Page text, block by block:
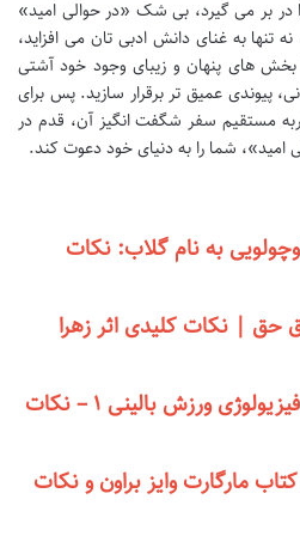
در بر می گیرد، بی شک «در حوالی امید»
تنها به غنای دانش ادبی تان می افزاید،
های پنهان و زیبای وجود خود آشتی
پیوندی عمیق تر برقرار سازید. پس برای
مستقیم سفر شگفت انگیز آن، قدم در
امید»، شما را به دنیای خود دعوت کند.
به نام گلاب: نکات
حق | نکات کلیدی اثر زهرا
خلاصه کتاب ACSM فیزیولوژی ورزش بالینی ۱ – نکات
مارگارت وایز براون و نکات